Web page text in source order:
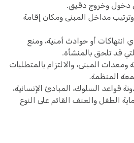
دخول وخروج دقيق.
مداخل المبنى ومكان إقامة
انتهاكات أو حوادث أمنية، ومنع
قد تلحق بالمنشأة.
المبنى، والالتزام بالمتطلبات
المنظمة.
قواعد السلوك، المبادئ الإنسانية،
الطفل والعنف القائم على النوع